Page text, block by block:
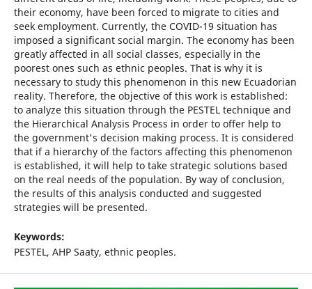
their economy, have been forced to migrate to cities and
seek employment. Currently, the COVID-19 situation has
imposed a significant social margin. The economy has been
greatly affected in all social classes, especially in the
poorest ones such as ethnic peoples. That is why it is
necessary to study this phenomenon in this new Ecuadorian
reality. Therefore, the objective of this work is established:
to analyze this situation through the PESTEL technique and
the Hierarchical Analysis Process in order to offer help to
the government's decision making process. It is considered
that if a hierarchy of the factors affecting this phenomenon
is established, it will help to take strategic solutions based
on the real needs of the population. By way of conclusion,
the results of this analysis conducted and suggested
strategies will be presented.
Keywords:
PESTEL, AHP Saaty, ethnic peoples.